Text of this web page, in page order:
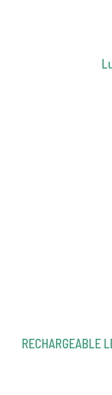
RECHARGEABLE